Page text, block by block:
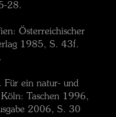
28.
Österreichischer
1985, S. 43f.
Für ein natur- und
Köln: Taschen 1996,
2006, S. 30